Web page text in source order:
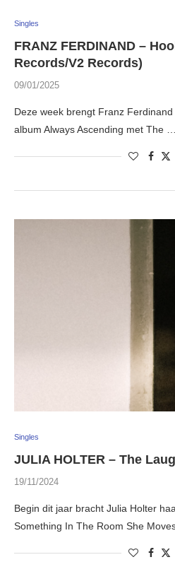
Singles
FRANZ FERDINAND –
Records/V2 Records)
09/01/2025
Deze week brengt Franz
album Always Ascending met The …
Singles
JULIA HOLTER – The
19/11/2024
Begin dit jaar bracht Julia Holter
Something In The Room She